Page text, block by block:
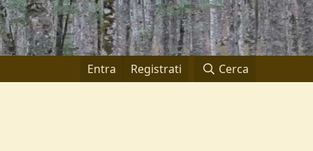
Entra Registrati Cerca